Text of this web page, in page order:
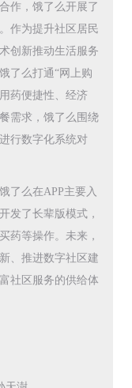
作，饿了么开展了
作为提升社区居民
创新推动生活服务
了么打通“网上购
药便捷性、经济
需求，饿了么围绕
行数字化系统对
了么在APP主要入
发了长辈版模式，
药等操作。未来，
、推进数字社区建
社区服务的供给体